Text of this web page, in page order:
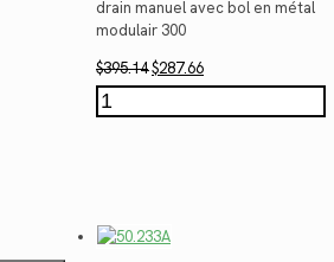
drain manuel avec bol en métal
modulair 300
$395.14Le
prix
initial
$287.66Le
prix
actuel
quantité
de